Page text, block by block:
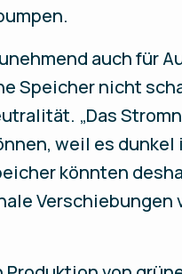
auch für
Speicher nicht
„Das
weil es
könnten
Verschiebungen